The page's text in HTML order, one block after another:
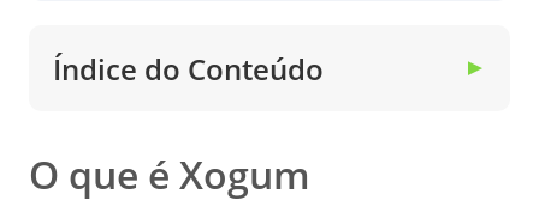
Índice do Conteúdo ▼
O que é Xogum